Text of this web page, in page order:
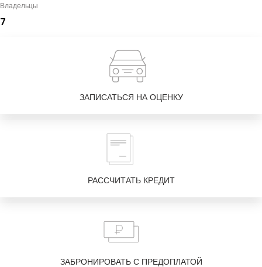
Владельцы
7
ЗАПИСАТЬСЯ НА ОЦЕНКУ
РАССЧИТАТЬ КРЕДИТ
ЗАБРОНИРОВАТЬ С ПРЕДОПЛАТОЙ